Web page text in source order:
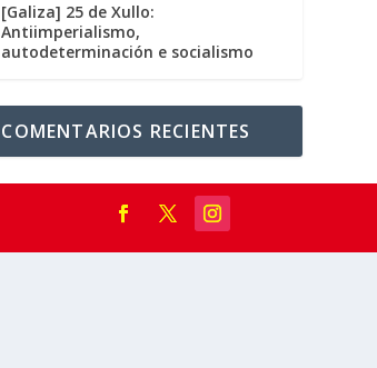
[Galiza] 25 de Xullo:
Antiimperialismo,
autodeterminación e socialismo
COMENTARIOS RECIENTES